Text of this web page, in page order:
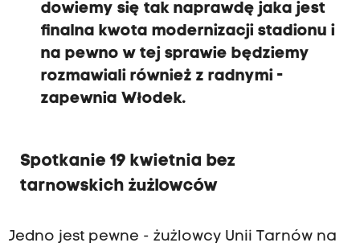
dowiemy się tak naprawdę jaka jest
finalna kwota modernizacji stadionu i
na pewno w tej sprawie będziemy
rozmawiali również z radnymi -
zapewnia Włodek.
Spotkanie 19 kwietnia bez
tarnowskich żużlowców
Jedno jest pewne - żużlowcy Unii Tarnów na